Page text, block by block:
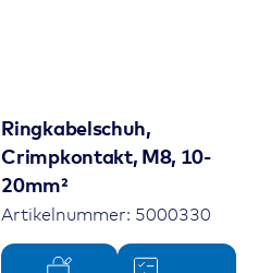
Ringkabelschuh,
Crimpkontakt, M8, 10-
20mm²
Artikelnummer: 5000330